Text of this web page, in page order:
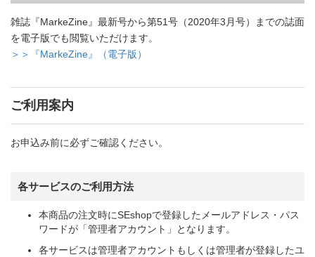
雑誌『MarkeZine』最新号から第51号（2020年3月号）までの誌面
を電子版でも閲覧いただけます。
＞＞『MarkeZine』（電子版）
ご利用案内
お申込み前に必ずご確認ください。
各サービスのご利用方法
本商品の注文時にSEshopで登録したメールアドレス・パス
ワードが「管理者アカウント」となります。
各サービスは管理者アカウントもしくは管理者が登録したユ